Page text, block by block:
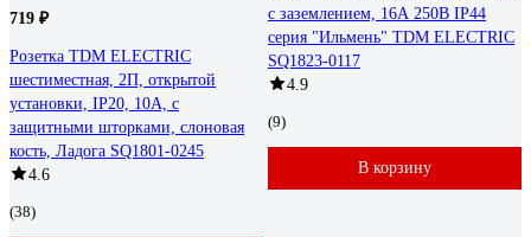
719 ₽
Розетка TDM ELECTRIC
шестиместная, 2П, открытой
установки, IP20, 10А, с
защитными шторками, слоновая
кость, Ладога SQ1801-0245
4.6
(38)
с заземлением, 16А 250В IP44
серия "Ильмень" TDM ELECTRIC
SQ1823-0117
4.9
(9)
В корзину